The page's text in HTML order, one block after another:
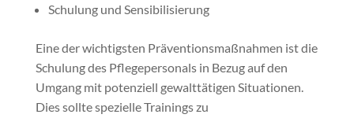
Schulung und Sensibilisierung
Eine der wichtigsten Präventionsmaßnahmen ist die
Schulung des Pflegepersonals in Bezug auf den
Umgang mit potenziell gewalttätigen Situationen.
Dies sollte spezielle Trainings zu